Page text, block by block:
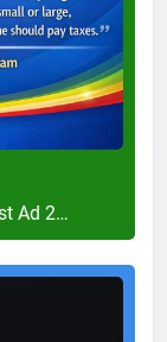
Ad 2…